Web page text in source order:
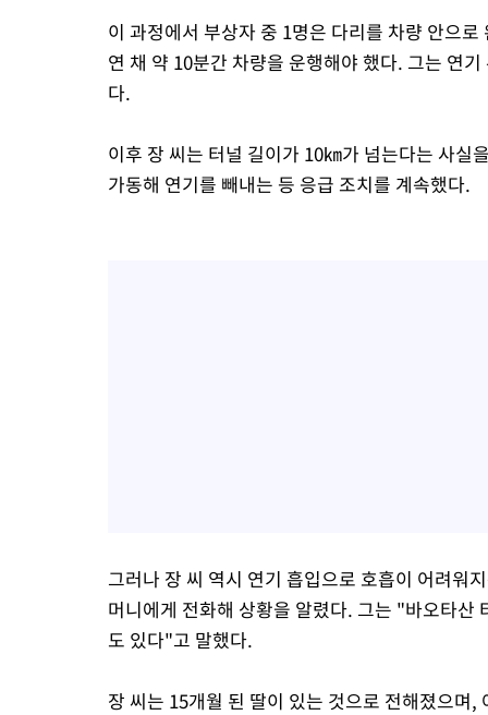
이 과정에서 부상자 중 1명은 다리를 차량 안으
연 채 약 10분간 차량을 운행해야 했다. 그는 연
다.
이후 장 씨는 터널 길이가 10㎞가 넘는다는 사실
가동해 연기를 빼내는 등 응급 조치를 계속했다.
그러나 장 씨 역시 연기 흡입으로 호흡이 어려워
머니에게 전화해 상황을 알렸다. 그는 "바오타산
도 있다"고 말했다.
장 씨는 15개월 된 딸이 있는 것으로 전해졌으며